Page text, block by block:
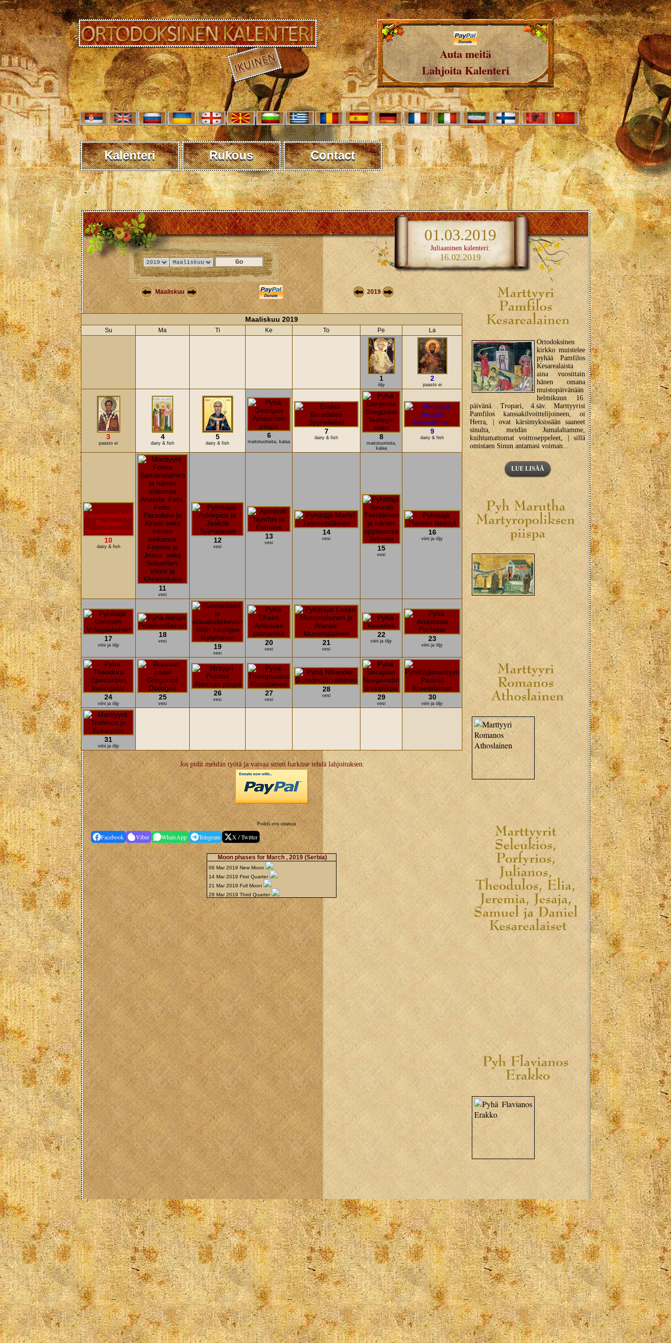
Auta meitä
Lahjoita Kalenteri
Kalenteri Rukous Contact
01.03.2019
Juliaaninen kalenteri:
16.02.2019
Maaliskuu 2019
Ortodoksinen
kirkko muistelee
pyhää Pamfilos
Kesarealaista
aina vuosittain
hänen omana
muistopäivänään
helmikuun 16.
päivänä. Tropari, 4.säv. Marttyyrisi
Pamfilos kanssakilvoittelijoineen, oi
Herra, | ovat kärsimyksissään saaneet
sinulta, meidän Jumalaltamme,
kuihtumattomat voittoseppeleet, | sillä
omistaen Sinun antamasi voiman...
LUE LISÄÄ
Maaliskuu 2019
Su Ma Ti Ke To Pe La
1
öljy
2
paasto ei
3
paasto ei
4
dairy & fish
5
dairy & fish
6
maitotuotteita, kalaa
7
dairy & fish 8
maitotuotteita,
kalaa
9
dairy & fish
10
dairy & fish
11
vesi
12
vesi
13
vesi
14
vesi
15
vesi
16
viini ja öljy
17
viini ja öljy
18
vesi
19
vesi
20
vesi
21
vesi
22
viini ja öljy 23
viini ja öljy
24
viini ja öljy
25
vesi
26
vesi
27
vesi
28
vesi 29
vesi
30
viini ja öljy
31
viini ja öljy
Jos pidit meidän työtä ja vaivaa sitten harkitse tehdä lahjoituksen:
Podeli ovu stranicu
Facebook Viber WhatsApp Telegram X / Twitter
Moon phases for March , 2019 (Serbia)
06 Mar 2019 New Moon
14 Mar 2019 First Quarter
21 Mar 2019 Full Moon
28 Mar 2019 Third Quarter